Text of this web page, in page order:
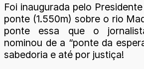
Foi inaugurada pelo
ponte (1.550m) sobre o rio
ponte essa que o
nominou de a “ponte da
sabedoria e até por justiça!